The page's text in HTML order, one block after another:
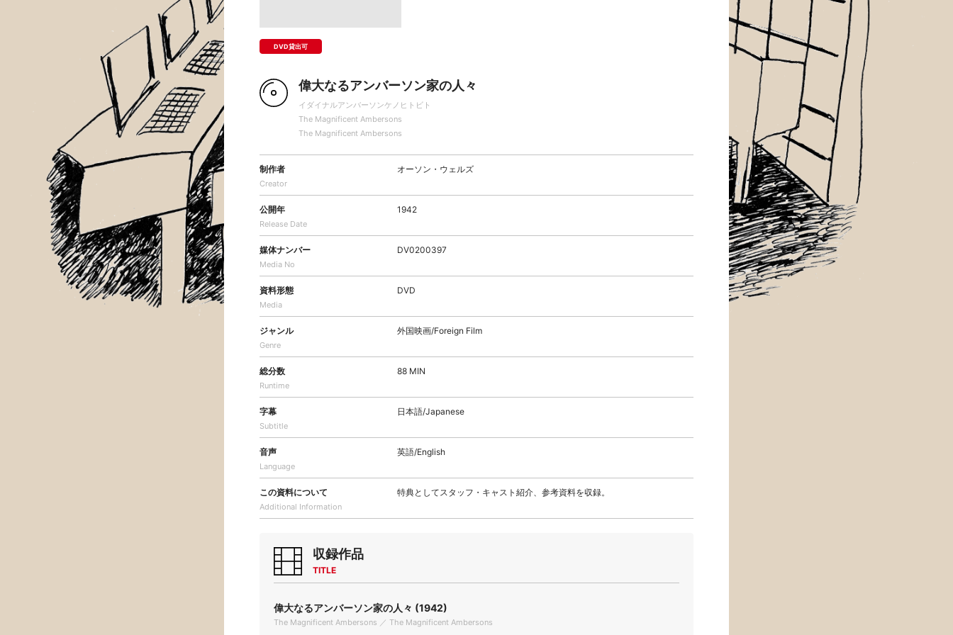
DVD貸出可
偉大なるアンバーソン家の人々
イダイナルアンバーソンケノヒトビト
The Magnificent Ambersons
The Magnificent Ambersons
制作者
Creator
オーソン・ウェルズ
公開年
Release Date
1942
媒体ナンバー
Media No
DV0200397
資料形態
Media
DVD
ジャンル
Genre
外国映画/Foreign Film
総分数
Runtime
88 MIN
字幕
Subtitle
日本語/Japanese
音声
Language
英語/English
この資料について
Additional Information
特典としてスタッフ・キャスト紹介、参考資料を収録。
収録作品
TITLE
偉大なるアンバーソン家の人々 (1942)
The Magnificent Ambersons ／ The Magnificent Ambersons